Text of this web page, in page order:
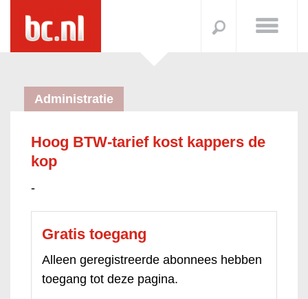
Administratie
Hoog BTW-tarief kost kappers de
kop
-
Gratis toegang
Alleen geregistreerde abonnees hebben
toegang tot deze pagina.